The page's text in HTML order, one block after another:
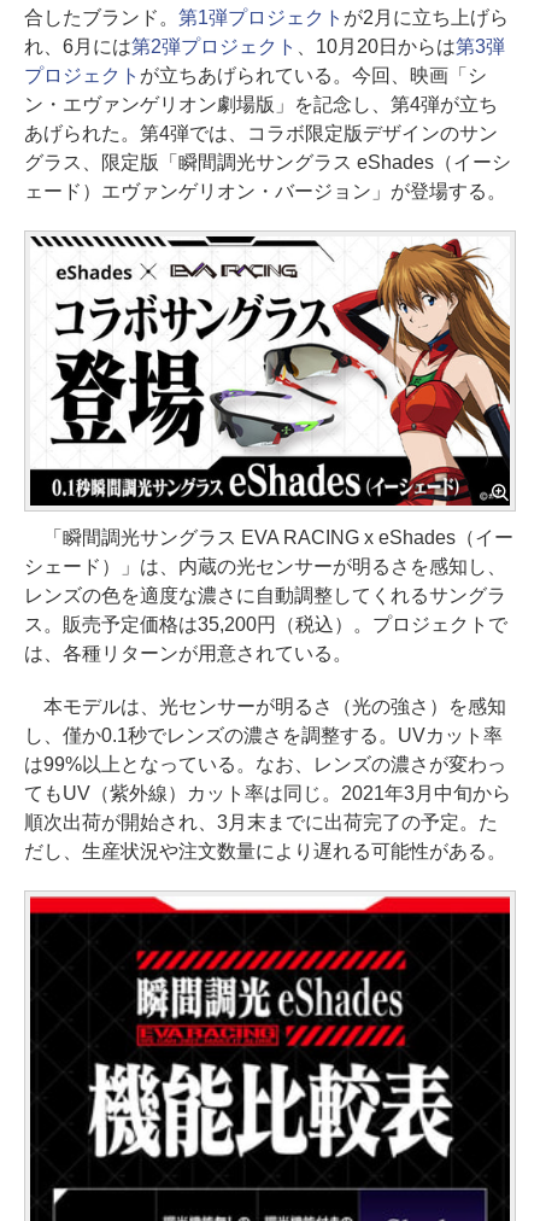
合したブランド。 第1弾プロジェクト が2月に立ち上げら
れ、6月には第2弾プロジェクト 、10月20日からは第3弾
プロジェクト が立ちあげられている。今回、映画「シ
ン・エヴァンゲリオン劇場版」を記念し、第4弾が立ち
あげられた。第4弾では、コラボ限定版デザインのサン
グラス、限定版「瞬間調光サングラス eShades（イーシ
ェード）エヴァンゲリオン・バージョン」が登場する。
「瞬間調光サングラス EVA RACING x eShades（イー
シェード）」は、内蔵の光センサーが明るさを感知し、
レンズの色を適度な濃さに自動調整してくれるサングラ
ス。販売予定価格は35,200円（税込）。プロジェクトで
は、各種リターンが用意されている。
本モデルは、光センサーが明るさ（光の強さ）を感知
し、僅か0.1秒でレンズの濃さを調整する。UVカット率
は99%以上となっている。なお、レンズの濃さが変わっ
てもUV（紫外線）カット率は同じ。2021年3月中旬から
順次出荷が開始され、3月末までに出荷完了の予定。た
だし、生産状況や注文数量により遅れる可能性がある。